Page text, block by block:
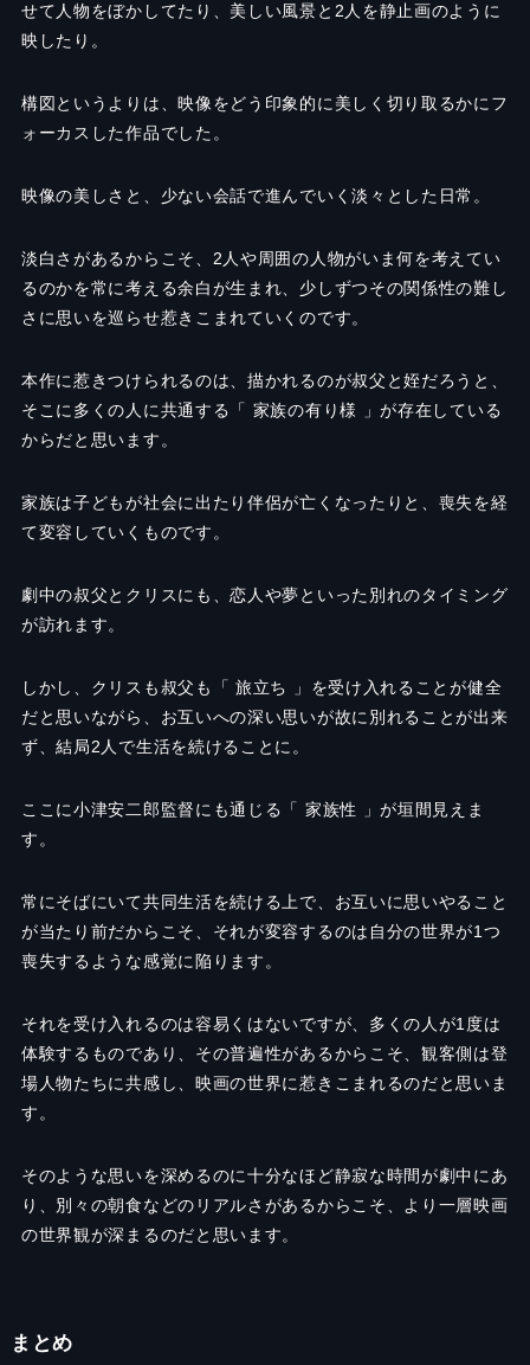
せて人物をぼかしてたり、美しい風景と 2人を静止画のように
映したり。
構図というよりは、映像をどう印象的に美しく切り取るかにフ
ォーカスした作品でした。
映像の美しさと、少ない会話で進んでいく淡々とした日常。
淡白さがあるからこそ、 2人や周囲の人物がいま何を考えてい
るのかを常に考える余白が生まれ、少しずつその関係性の難し
さに思いを巡らせ惹きこまれていくのです。
本作に惹きつけられるのは、描かれるのが叔父と姪だろうと、
そこに多くの人に共通する「 家族の有り様 」が存在している
からだと思います。
家族は子どもが社会に出たり伴侶が亡くなったりと、喪失を経
て変容していくものです。
劇中の叔父とクリスにも、恋人や夢といった別れのタイミング
が訪れます。
しかし、クリスも叔父も「 旅立ち 」を受け入れることが健全
だと思いながら、お互いへの深い思いが故に別れることが出来
ず、結局2人で生活を続けることに。
ここに小津安二郎監督にも通じる「 家族性 」が垣間見えま
す。
常にそばにいて共同生活を続ける上で、お互いに思いやること
が当たり前だからこそ、それが変容するのは自分の世界が1つ
喪失するような感覚に陥ります。
それを受け入れるのは容易くはないですが、多くの人が1度は
体験するものであり、その普遍性があるからこそ、観客側は登
場人物たちに共感し、映画の世界に惹きこまれるのだと思いま
す。
そのような思いを深めるのに十分なほど静寂な時間が劇中にあ
り、別々の朝食などのリアルさがあるからこそ、より一層映画
の世界観が深まるのだと思います。
まとめ